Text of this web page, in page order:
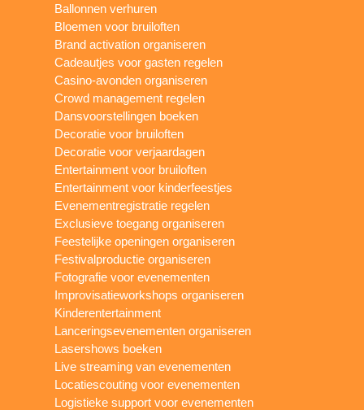
Ballonnen verhuren
Bloemen voor bruiloften
Brand activation organiseren
Cadeautjes voor gasten regelen
Casino-avonden organiseren
Crowd management regelen
Dansvoorstellingen boeken
Decoratie voor bruiloften
Decoratie voor verjaardagen
Entertainment voor bruiloften
Entertainment voor kinderfeestjes
Evenementregistratie regelen
Exclusieve toegang organiseren
Feestelijke openingen organiseren
Festivalproductie organiseren
Fotografie voor evenementen
Improvisatieworkshops organiseren
Kinderentertainment
Lanceringsevenementen organiseren
Lasershows boeken
Live streaming van evenementen
Locatiescouting voor evenementen
Logistieke support voor evenementen